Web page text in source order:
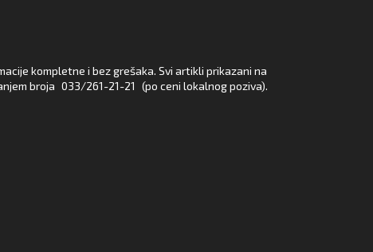
kompletne i bez grešaka. Svi artikli prikazani na
broja 033/261-21-21 (po ceni lokalnog poziva).